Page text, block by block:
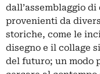
dall’assemblaggio
provenienti da
storiche, come le
disegno e il collage
del futuro; un modo